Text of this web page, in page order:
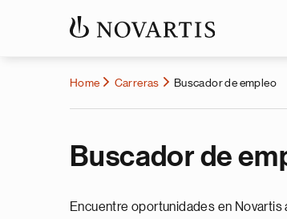
Home Carreras Buscador de empleo
Buscador de
Encuentre oportunidades en Novartis